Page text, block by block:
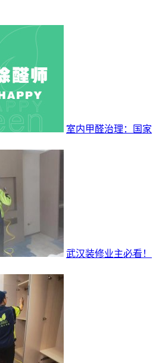
室内甲醛治理：国家
武汉装修业主必看！